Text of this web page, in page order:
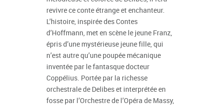
revivre ce conte étrange et enchanteur.
L’histoire, inspirée des Contes
d’Hoffmann, met en scène le jeune Franz,
épris d’une mystérieuse jeune fille, qui
n’est autre qu’une poupée mécanique
inventée par le fantasque docteur
Coppélius. Portée par la richesse
orchestrale de Delibes et interprétée en
fosse par l’Orchestre de l’Opéra de Massy,